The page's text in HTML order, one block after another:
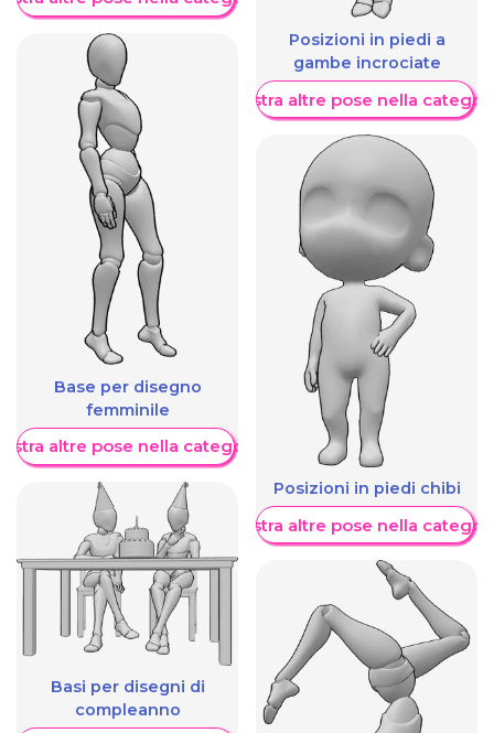
Base per disegno
femminile
altre pose nella categoria
Basi per disegni di
compleanno
Posizioni in piedi a
gambe incrociate
Mostra altre pose nella
Posizioni in piedi chibi
Mostra altre pose nella